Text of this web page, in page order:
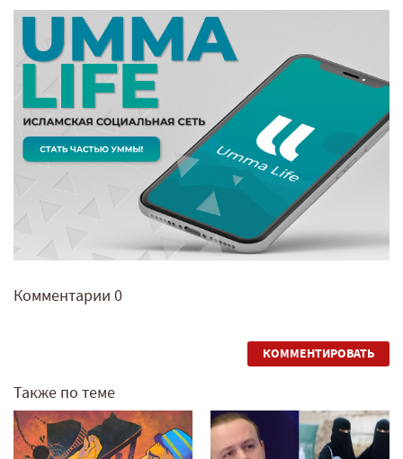
Комментарии 0
КОММЕНТИРОВАТЬ
Также по теме